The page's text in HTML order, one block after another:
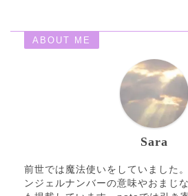
ABOUT ME
Sara
前世では魔法使いをしていました
ンジェルナンバーの意味やおまじ